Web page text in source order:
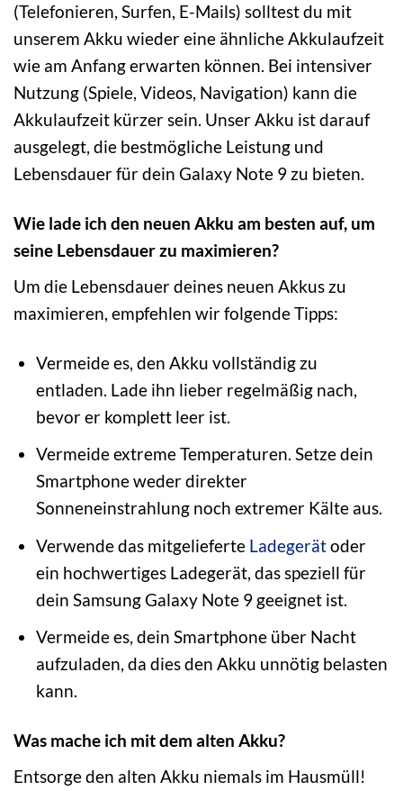
(Telefonieren, Surfen, E-Mails) solltest du mit
unserem Akku wieder eine ähnliche Akkulaufzeit
wie am Anfang erwarten können. Bei intensiver
Nutzung (Spiele, Videos, Navigation) kann die
Akkulaufzeit kürzer sein. Unser Akku ist darauf
ausgelegt, die bestmögliche Leistung und
Lebensdauer für dein Galaxy Note 9 zu bieten.
Wie lade ich den neuen Akku am besten auf, um
seine Lebensdauer zu maximieren?
Um die Lebensdauer deines neuen Akkus zu
maximieren, empfehlen wir folgende Tipps:
Vermeide es, den Akku vollständig zu
entladen. Lade ihn lieber regelmäßig nach,
bevor er komplett leer ist.
Vermeide extreme Temperaturen. Setze dein
Smartphone weder direkter
Sonneneinstrahlung noch extremer Kälte aus.
Verwende das mitgelieferte Ladegerätoder
ein hochwertiges Ladegerät, das speziell für
dein Samsung Galaxy Note 9 geeignet ist.
Vermeide es, dein Smartphone über Nacht
aufzuladen, da dies den Akku unnötig belasten
kann.
Was mache ich mit dem alten Akku?
Entsorge den alten Akku niemals im Hausmüll!